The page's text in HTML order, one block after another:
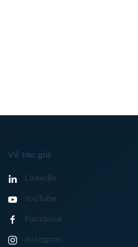
Về tác giả
Linkedin
YouTube
Facebook
Instagram